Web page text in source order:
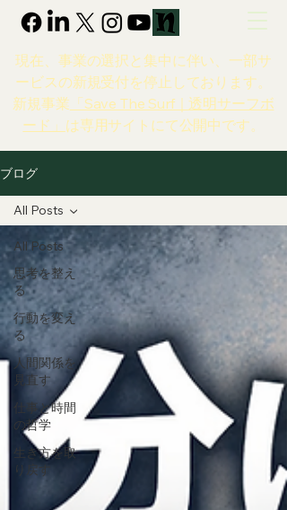
現在、事業の選択と集中に伴い、一部サ
ービスの新規受付を停止しております。
新規事業 「Save The Surf｜透明サーフボ
ード」 は専用サイトにて公開中です。
ブログ
All Posts
思考を整え
る
行動を変え
る
人間関係を
見直す
仕事と時間
の哲学
生き方を取
り戻す
All Posts